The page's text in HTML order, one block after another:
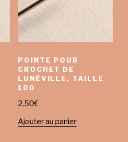
POINTE POUR
CROCHET DE
LUNÉVILLE, TAILLE
100
2,50€
Ajouter au panier